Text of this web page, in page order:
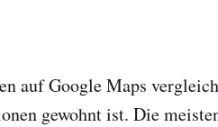
auf Google Maps
gewohnt ist. Die